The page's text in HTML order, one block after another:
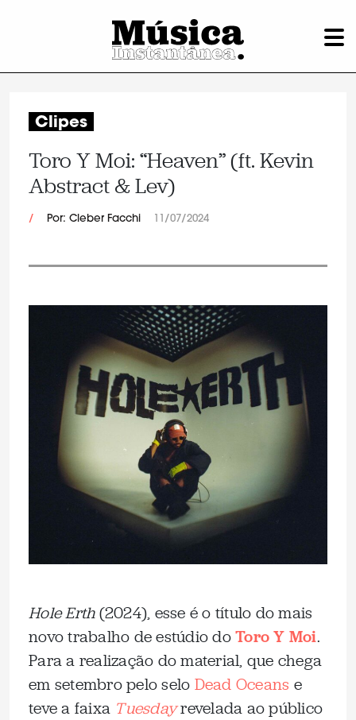
Clipes
Toro Y Moi: “Heaven” (ft. Kevin
Abstract & Lev)
/ Por: Cleber Facchi 11/07/2024
Hole Erth(2024), esse é o título do mais
novo trabalho de estúdio do Toro Y Moi.
Para a realização do material, que chega
em setembro pelo selo Dead Oceans e
teve a faixa Tuesdayrevelada ao público